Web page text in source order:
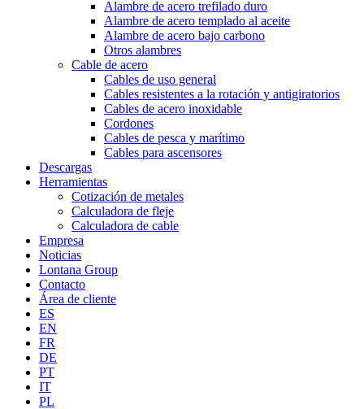
Alambre de acero trefilado duro
Alambre de acero templado al aceite
Alambre de acero bajo carbono
Otros alambres
Cable de acero
Cables de uso general
Cables resistentes a la rotación y antigiratorios
Cables de acero inoxidable
Cordones
Cables de pesca y marítimo
Cables para ascensores
Descargas
Herramientas
Cotización de metales
Calculadora de fleje
Calculadora de cable
Empresa
Noticias
Lontana Group
Contacto
Área de cliente
ES
EN
FR
DE
PT
IT
PL